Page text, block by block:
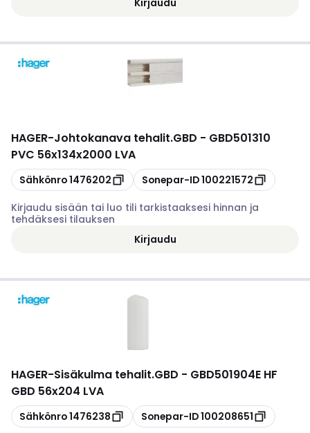
HAGER-Johtokanava tehalit.GBD - GBD501310
PVC 56x134x2000 LVA
Kopioi
Sähkönro1476202 Kopioi
Sonepar-ID100221572
Kirjaudu sisään tai luo tili tarkistaaksesi hinnan ja
tehdäksesi tilauksen
Kirjaudu
HAGER-Sisäkulma tehalit.GBD - GBD501904E HF
GBD 56x204 LVA
Kopioi
Sähkönro1476238 Kopioi
Sonepar-ID100208651